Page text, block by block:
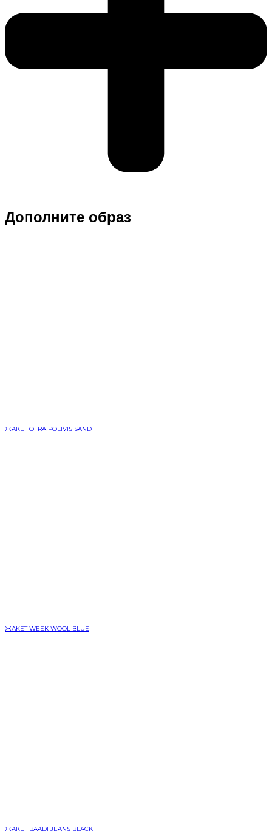
Дополните образ
ЖАКЕТ OFRA POLIVIS SAND
ЖАКЕТ WEEK WOOL BLUE
ЖАКЕТ BAADI JEANS BLACK